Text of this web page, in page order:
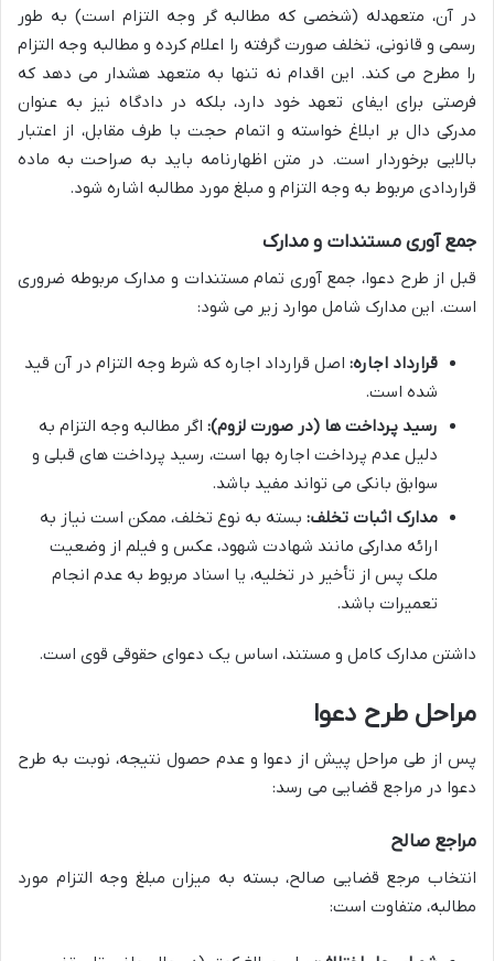
در آن، متعهدله (شخصی که مطالبه گر وجه التزام است) به طور
رسمی و قانونی، تخلف صورت گرفته را اعلام کرده و مطالبه وجه التزام
را مطرح می کند. این اقدام نه تنها به متعهد هشدار می دهد که
فرصتی برای ایفای تعهد خود دارد، بلکه در دادگاه نیز به عنوان
مدرکی دال بر ابلاغ خواسته و اتمام حجت با طرف مقابل، از اعتبار
بالایی برخوردار است. در متن اظهارنامه باید به صراحت به ماده
قراردادی مربوط به وجه التزام و مبلغ مورد مطالبه اشاره شود.
جمع آوری مستندات و مدارک
قبل از طرح دعوا، جمع آوری تمام مستندات و مدارک مربوطه ضروری
است. این مدارک شامل موارد زیر می شود:
قرارداد اجاره: اصل قرارداد اجاره که شرط وجه التزام در آن قید
شده است.
رسید پرداخت ها (در صورت لزوم): اگر مطالبه وجه التزام به
دلیل عدم پرداخت اجاره بها است، رسید پرداخت های قبلی و
سوابق بانکی می تواند مفید باشد.
مدارک اثبات تخلف: بسته به نوع تخلف، ممکن است نیاز به
ارائه مدارکی مانند شهادت شهود، عکس و فیلم از وضعیت
ملک پس از تأخیر در تخلیه، یا اسناد مربوط به عدم انجام
تعمیرات باشد.
داشتن مدارک کامل و مستند، اساس یک دعوای حقوقی قوی است.
مراحل طرح دعوا
پس از طی مراحل پیش از دعوا و عدم حصول نتیجه، نوبت به طرح
دعوا در مراجع قضایی می رسد:
مراجع صالح
انتخاب مرجع قضایی صالح، بسته به میزان مبلغ وجه التزام مورد
مطالبه، متفاوت است: